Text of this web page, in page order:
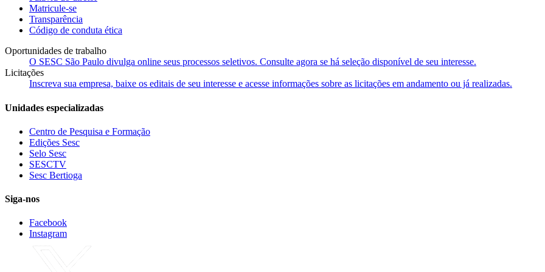
Matricule-se
Transparência
Código de conduta ética
Oportunidades de trabalho
O SESC São Paulo divulga online seus processos seletivos. Consulte agora se há seleção disponível de seu interesse.
Licitações
Inscreva sua empresa, baixe os editais de seu interesse e acesse informações sobre as licitações em andamento ou já realizadas.
Unidades especializadas
Centro de Pesquisa e Formação
Edições Sesc
Selo Sesc
SESCTV
Sesc Bertioga
Siga-nos
Facebook
Instagram